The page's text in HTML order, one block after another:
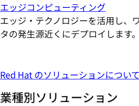
エッジコンピューティング
エッジ・テクノロジーを活用し、
タの発生源近くにデプロイします。
Red Hat のソリューションについて
業種別ソリューション